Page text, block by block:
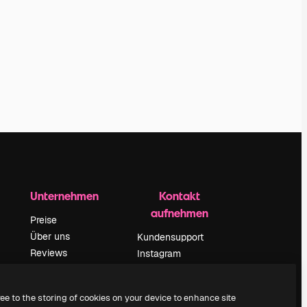
Unternehmen
Preise
Über uns
Reviews
Blog
Kontakt
aufnehmen
Kundensupport
Instagram
TikTok
to the storing of cookies on your device to enhance site